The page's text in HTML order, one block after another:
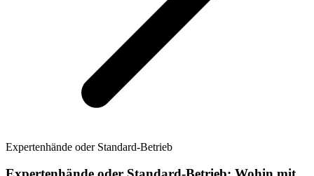
Expertenhände oder Standard-Betrieb